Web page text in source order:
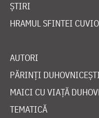
ȘTIRI
HRAMUL SFINTEI
AUTORI
PĂRINȚI
MAICI CU VIAȚĂ
TEMATICĂ